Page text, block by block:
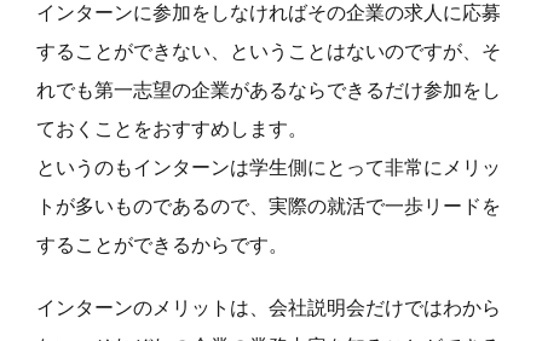
インターンに参加をしなければその企業の求人に応募
することができない、ということはないのですが、そ
れでも第一志望の企業があるならできるだけ参加をし
ておくことをおすすめします。
というのもインターンは学生側にとって非常にメリッ
トが多いものであるので、実際の就活で一歩リードを
することができるからです。
インターンのメリットは、会社説明会だけではわから